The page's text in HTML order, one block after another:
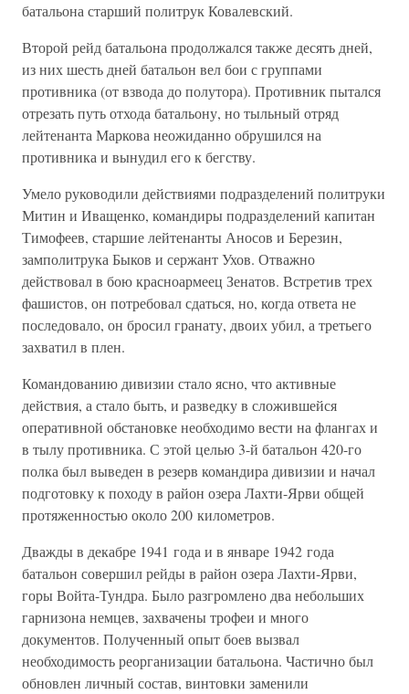
батальона старший политрук Ковалевский.
Второй рейд батальона продолжался также десять дней,
из них шесть дней батальон вел бои с группами
противника (от взвода до полутора). Противник пытался
отрезать путь отхода батальону, но тыльный отряд
лейтенанта Маркова неожиданно обрушился на
противника и вынудил его к бегству.
Умело руководили действиями подразделений политруки
Митин и Иващенко, командиры подразделений капитан
Тимофеев, старшие лейтенанты Аносов и Березин,
замполитрука Быков и сержант Ухов. Отважно
действовал в бою красноармеец Зенатов. Встретив трех
фашистов, он потребовал сдаться, но, когда ответа не
последовало, он бросил гранату, двоих убил, а третьего
захватил в плен.
Командованию дивизии стало ясно, что активные
действия, а стало быть, и разведку в сложившейся
оперативной обстановке необходимо вести на флангах и
в тылу противника. С этой целью 3-й батальон 420-го
полка был выведен в резерв командира дивизии и начал
подготовку к походу в район озера Лахти-Ярви общей
протяженностью около 200 километров.
Дважды в декабре 1941 года и в январе 1942 года
батальон совершил рейды в район озера Лахти-Ярви,
горы Войта-Тундра. Было разгромлено два небольших
гарнизона немцев, захвачены трофеи и много
документов. Полученный опыт боев вызвал
необходимость реорганизации батальона. Частично был
обновлен личный состав, винтовки заменили